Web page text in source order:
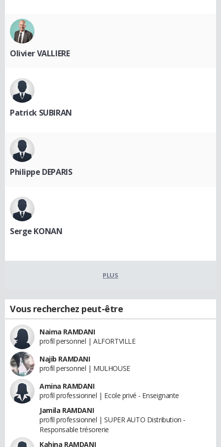
Olivier VALLIERE
Patrick SUBIRAN
Philippe DEPARIS
Serge KONAN
PLUS
Vous recherchez peut-être
Naima RAMDANI
profil personnel | ALFORTVILLE
Najib RAMDANI
profil personnel | MULHOUSE
Amina RAMDANI
profil professionnel | Ecole privé - Enseignante
Jamila RAMDANI
profil professionnel | SUPER AUTO Distribution -
Responsable trésorerie
Kahina RAMDANI